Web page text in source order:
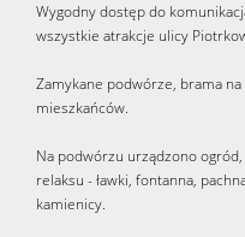
Wygodny dostęp do
wszystkie atrakcje ulicy
Zamykane podwórze, brama
mieszkańców.
Na podwórzu urządzono
relaksu - ławki, fontanna,
kamienicy.